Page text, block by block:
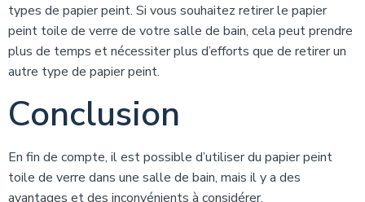
types de papier peint. Si vous souhaitez retirer le papier
peint toile de verre de votre salle de bain, cela peut prendre
plus de temps et nécessiter plus d’efforts que de retirer un
autre type de papier peint.
Conclusion
En fin de compte, il est possible d’utiliser du papier peint
toile de verre dans une salle de bain, mais il y a des
avantages et des inconvénients à considérer.